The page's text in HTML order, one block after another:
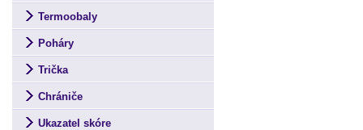
Termoobaly
Poháry
Trička
Chrániče
Ukazatel skóre